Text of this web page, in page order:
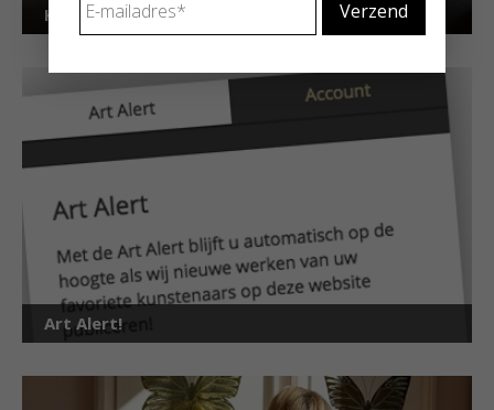
Kunstuitleen voor particulieren
Art Alert!
mailadres *